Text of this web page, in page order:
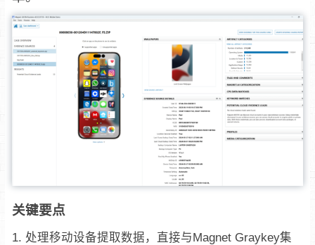
关键要点
处理移动设备提取数据，直接与Magnet Graykey集